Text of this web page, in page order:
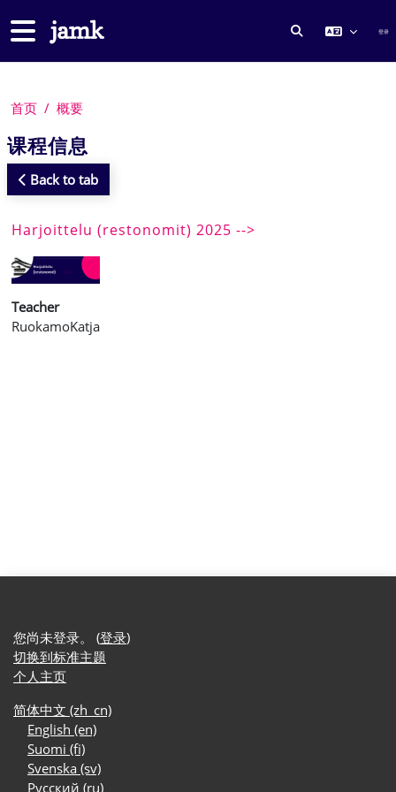
停靠面板
切换搜索输入 登录
首页 概要
课程信息
Back to tab
Harjoittelu (restonomit) 2025 -->
Teacher
RuokamoKatja
您尚未登录。 (登录)
切换到标准主题
个人主页
简体中文 ‎(zh_cn)‎
English ‎(en)‎
Suomi ‎(fi)‎
Svenska ‎(sv)‎
Русский ‎(ru)‎